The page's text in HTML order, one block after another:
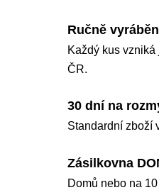
Ručně
Každý kus
ČR.
30 dní na
Standardní zboží
Zásilkovna
Domů nebo na